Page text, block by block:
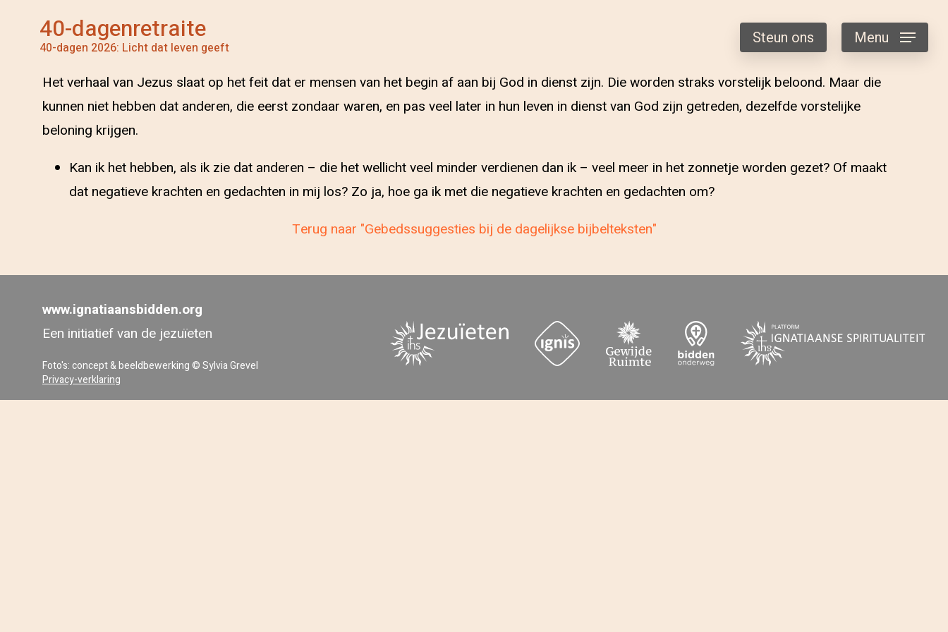
40-dagenretraite
40-dagen 2026: Licht dat leven geeft Steun ons Menu
Het verhaal van Jezus slaat op het feit dat er mensen van het begin af aan bij God in dienst zijn. Die worden straks vorstelijk beloond. Maar die
kunnen niet hebben dat anderen, die eerst zondaar waren, en pas veel later in hun leven in dienst van God zijn getreden, dezelfde vorstelijke
beloning krijgen.
Kan ik het hebben, als ik zie dat anderen – die het wellicht veel minder verdienen dan ik – veel meer in het zonnetje worden gezet? Of maakt
dat negatieve krachten en gedachten in mij los? Zo ja, hoe ga ik met die negatieve krachten en gedachten om?
Terug naar "Gebedssuggesties bij de dagelijkse bijbelteksten"
www.ignatiaansbidden.org
Een initiatief van de jezuïeten
Foto's: concept & beeldbewerking © Sylvia Grevel
Privacy-verklaring